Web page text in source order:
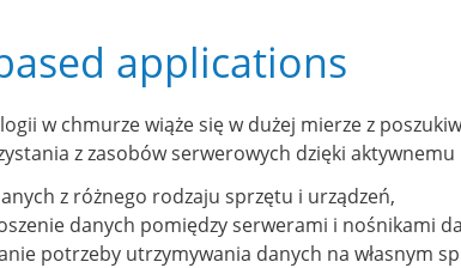
applications
w chmurze wiąże się w dużej mierze z
z zasobów serwerowych dzięki
z różnego rodzaju sprzętu i urządzeń,
danych pomiędzy serwerami i nośnikami
potrzeby utrzymywania danych na własnym